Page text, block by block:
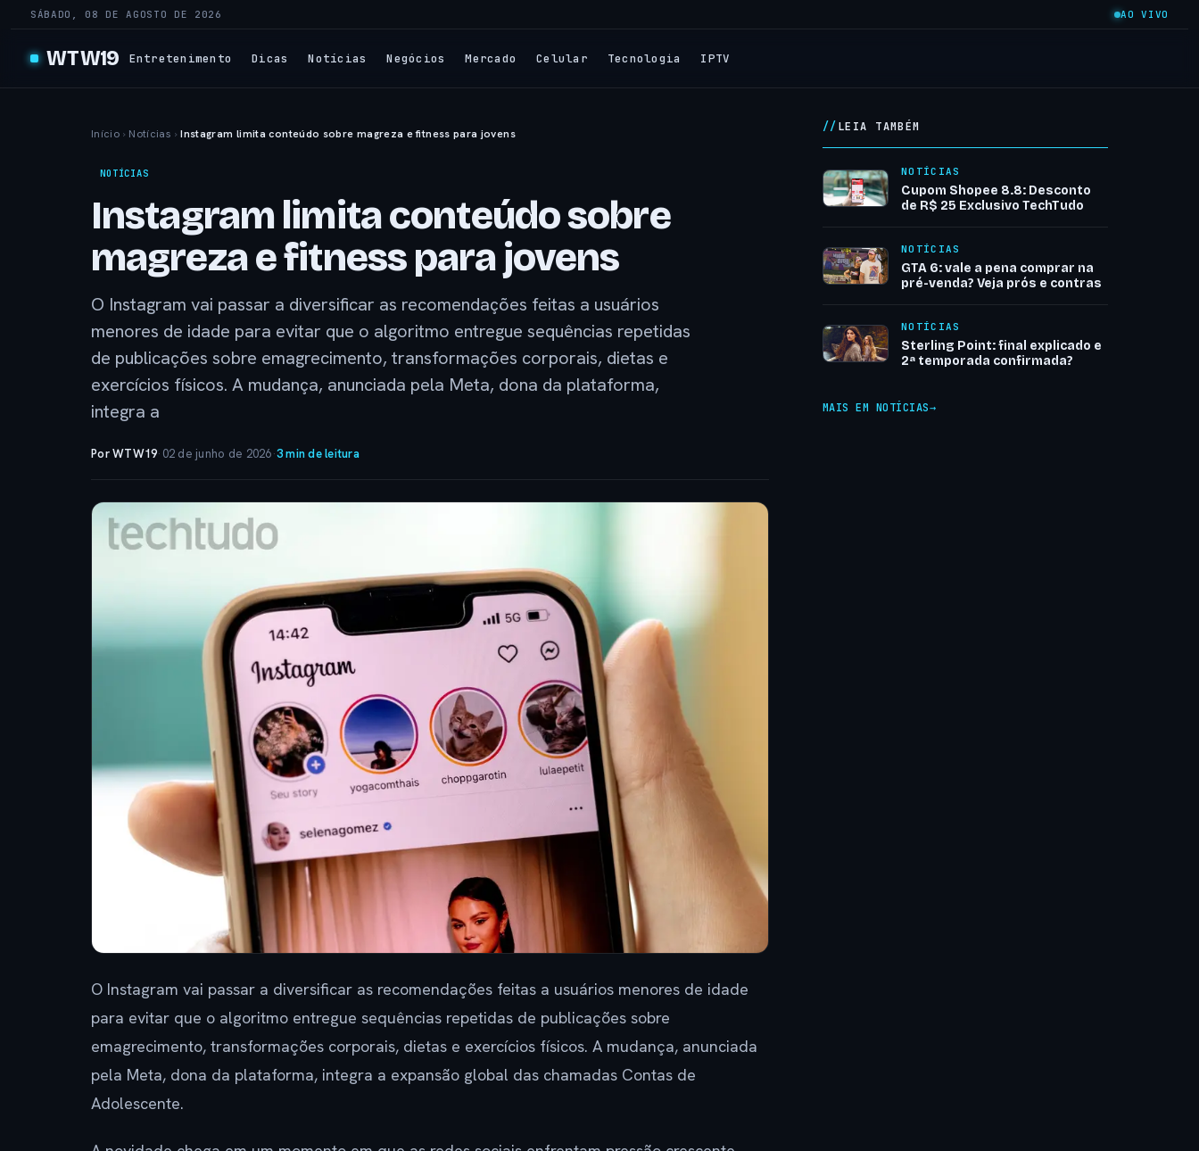
SÁBADO, 08 DE AGOSTO DE 2026 AO VIVO
WTW19 Entretenimento Dicas Notícias Negócios Mercado Celular Tecnologia IPTV
Início › Notícias › Instagram limita conteúdo sobre magreza e fitness para jovens
NOTÍCIAS
Instagram limita conteúdo sobre
magreza e fitness para jovens
O Instagram vai passar a diversificar as recomendações feitas a usuários
menores de idade para evitar que o algoritmo entregue sequências repetidas
de publicações sobre emagrecimento, transformações corporais, dietas e
exercícios físicos. A mudança, anunciada pela Meta, dona da plataforma,
integra a
Por WTW19· 02 de junho de 2026·3 min de leitura
O Instagram vai passar a diversificar as recomendações feitas a usuários menores de idade
para evitar que o algoritmo entregue sequências repetidas de publicações sobre
emagrecimento, transformações corporais, dietas e exercícios físicos. A mudança, anunciada
pela Meta, dona da plataforma, integra a expansão global das chamadas Contas de
Adolescente.
LEIA TAMBÉM
NOTÍCIAS
Cupom Shopee 8.8: Desconto
de R$ 25 Exclusivo TechTudo
NOTÍCIAS
GTA 6: vale a pena comprar na
pré-venda? Veja prós e contras
NOTÍCIAS
Sterling Point: final explicado e
2ª temporada confirmada?
MAIS EM NOTÍCIAS